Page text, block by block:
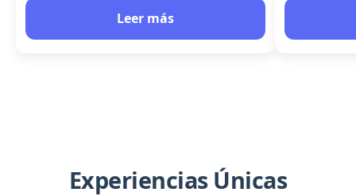
Leer más
Experiencias Únicas